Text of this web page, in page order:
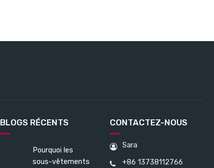
BLOGS RÉCENTS
Pourquoi les
sous-vêtements
CONTACTEZ-NOUS
Sara
+86 13738112766